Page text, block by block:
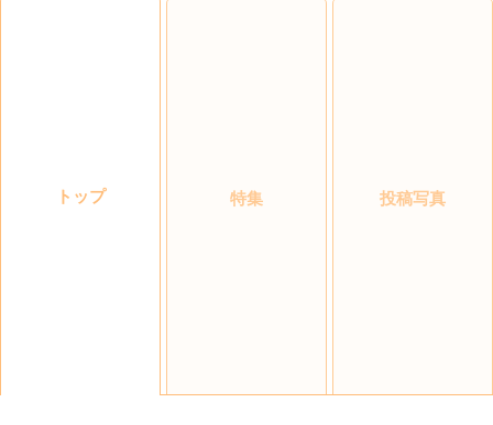
トップ 特集 投稿写真